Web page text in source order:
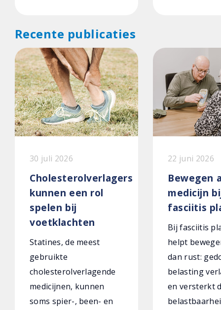
Recente publicaties
30 juli 2026
Cholesterolverlagers
kunnen een rol
spelen bij
voetklachten
Statines, de meest
gebruikte
cholesterolverlagende
medicijnen, kunnen
soms spier-, been- en
22 juni 2026
Bewegen
medicijn
fasciitis
Bij fasciitis
helpt
dan rust:
belasting
en versterkt